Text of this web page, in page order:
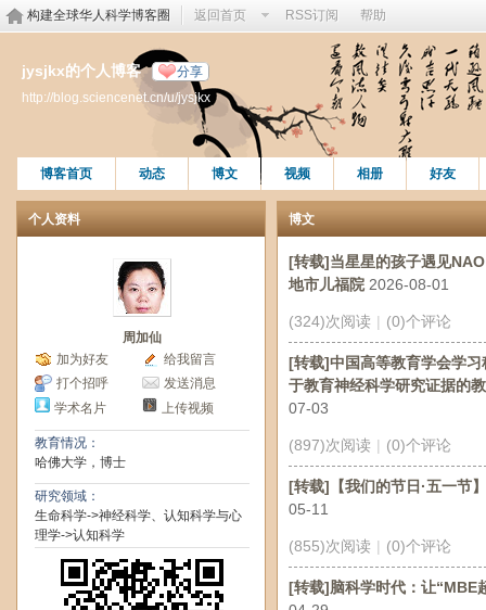
构建全球华人科学博客圈 返回首页 RSS订阅 帮助
jysjkx的个人博客 分享
http://blog.sciencenet.cn/u/jysjkx
博客首页 动态 博文 视频 相册 好友
个人资料
周加仙
加为好友
给我留言
打个招呼
发送消息
学术名片
上传视频
教育情况：
哈佛大学，博士
研究领域：
生命科学->神经科学、认知科学与心
理学->认知科学
博文
[转载]当星星的孩子遇见
地市儿福院 2026-08-01
(324)次阅读 | (0)个评论
[转载]中国高等教育学会学
于教育神经科学研究证据的
07-03
(897)次阅读 | (0)个评论
[转载]【我们的节日·五一节
05-11
(855)次阅读 | (0)个评论
[转载]脑科学时代：让“MBE